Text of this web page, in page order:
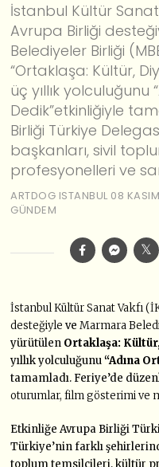
İstanbul Kültür
Avrupa Birliği
Belediyeler Birliği
“Ortaklaşa: Kültür,
üç yıllık yolculuğunu
Dedik”etkinliğiyle
Birliği Türkiye
başkanları, sivil
profesyonelleri ve
ARTDOG ISTANBUL 08
GÜNDEM
İstanbul Kültür Sanat Vakfı
desteğiyle veMarmara
yürütülen Ortaklaşa:
yıllık yolculuğunu“Adına
tamamladı. Feriye’de
oturumlar, film gösterimi ve
Etkinliğe Avrupa Birliği
Türkiye’nin farklı
toplum temsilcileri, kültür